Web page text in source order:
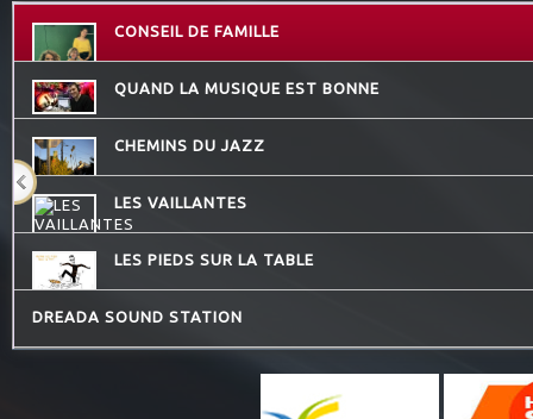
CONSEIL DE FAMILLE
QUAND LA MUSIQUE EST BONNE
CHEMINS DU JAZZ
LES VAILLANTES
LES PIEDS SUR LA TABLE
DREADA SOUND STATION
DESTINATION TENDRESSE